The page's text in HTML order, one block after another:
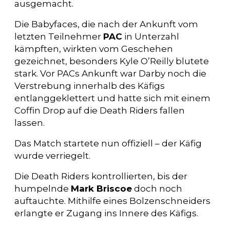
ausgemacht.
Die Babyfaces, die nach der Ankunft vom
letzten Teilnehmer PAC in Unterzahl
kämpften, wirkten vom Geschehen
gezeichnet, besonders Kyle O’Reilly blutete
stark. Vor PACs Ankunft war Darby noch die
Verstrebung innerhalb des Käfigs
entlanggeklettert und hatte sich mit einem
Coffin Drop auf die Death Riders fallen
lassen.
Das Match startete nun offiziell – der Käfig
wurde verriegelt.
Die Death Riders kontrollierten, bis der
humpelnde Mark Briscoe doch noch
auftauchte. Mithilfe eines Bolzenschneiders
erlangte er Zugang ins Innere des Käfigs.